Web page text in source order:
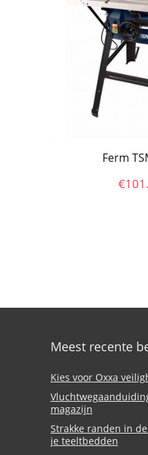
Ferm
€
Meest recente
Kies voor Oxxa
magazijn
Strakke randen in
je teeltbedden